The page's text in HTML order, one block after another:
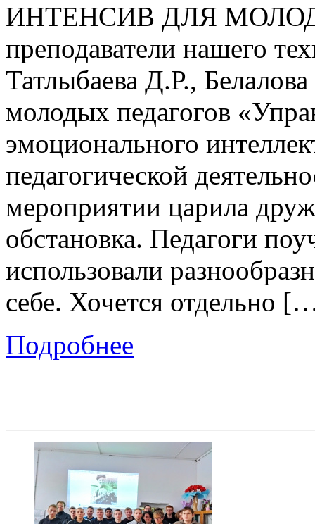
ИНТЕНСИВ ДЛЯ
преподаватели нашего
Татлыбаева Д.Р.,
молодых педагогов
эмоционального
педагогической
мероприятии царила
обстановка. Педагоги
использовали
себе. Хочется отдельно
Подробнее